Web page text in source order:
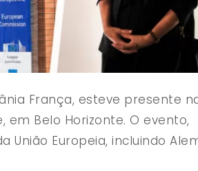
França, esteve presente
em Belo Horizonte. O evento,
Europeia, incluindo